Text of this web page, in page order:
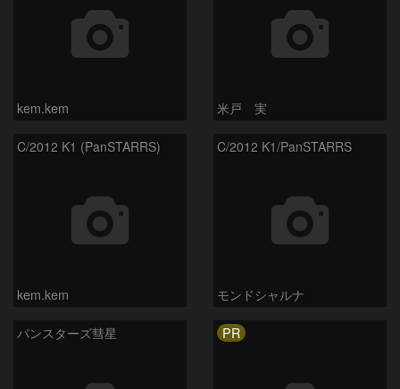
kem.kem 米戸 実
C/2012 K1 (PanSTARRS)
kem.kem
C/2012 K1/PanSTARRS
モンドシャルナ
パンスターズ彗星 PR